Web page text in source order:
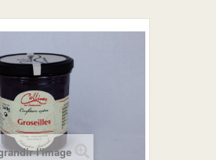
l'image